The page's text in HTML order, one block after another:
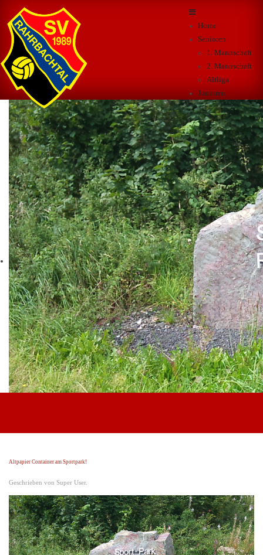
Home
Senioren
1. Mannschaft
2. Mannschaft
Altliga
Junioren
A-Junioren
B-Junioren
C-Junioren
D-Junioren
E-Junioren
F-Junioren
G-Junioren
B-Juniorinnen
C-Juniorinnen
D-Juniorinnen
F+B Kurse
Sportpark
Anfahrt
Vereinsheim
Verein
Der Verein
Vorstand
Beirat
Schiedsrichter
Mitgliedschaft
Partner werden
Downloadbereich
Altpapier Container am Sportpark!
Geschrieben von Super User.